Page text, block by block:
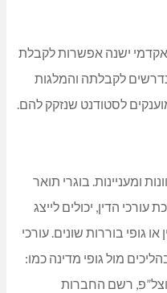
אקדמי ישנה אפשרות לקבלת
לקבלתה והמלגות
לסטודנט שנזקק להם.
ומעניינות. בוגרי תואר
הדין, יכולים לייצג
גופי בוררות שונים. עורכי
מול גופי מדינה כמו:
רשם החברות